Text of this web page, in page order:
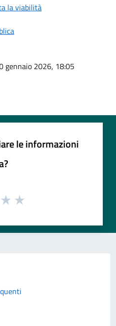
la viabilità
gennaio 2026, 18:05
le informazioni